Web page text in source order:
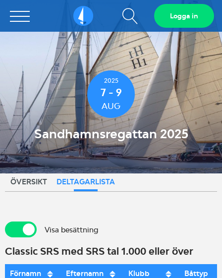
Sailarena Visa
sökfält
Logga in
2025
7 - 9
AUG
Sandhamnsregattan 2025
ÖVERSIKT DELTAGARLISTA
Visa besättningVisa besättning
Classic SRS med SRS tal 1.000 eller över
Förnamn Efternamn Klubb Båttyp